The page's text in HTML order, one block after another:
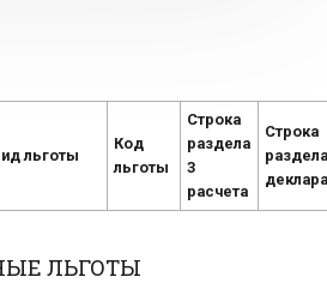
льготы
Код
льготы
Строка
раздела
3
расчета
Строка
ЛЬГОТЫ